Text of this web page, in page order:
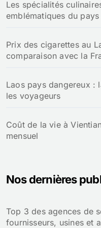
Les spécialités
emblématiques du pays
Prix des cigarettes au
comparaison avec la
Laos pays dangereux :
les voyageurs
Coût de la vie à
mensuel
Nos dernières
Top 3 des agences de
fournisseurs, usines et